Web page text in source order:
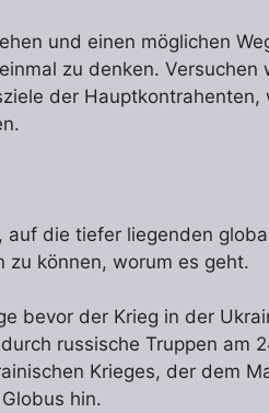
und einen möglichen
zu denken. Versuchen
der Hauptkontrahenten,
die tiefer liegenden
zu können, worum es geht.
bevor der Krieg in der
russische Truppen am
Krieges, der dem
hin.